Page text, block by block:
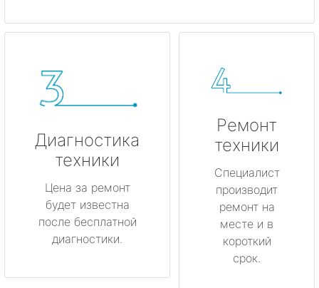
Диагностика
техники
Цена за ремонт
будет известна
после бесплатной
диагностики.
Ремонт
техники
Специалист
производит
ремонт на
месте и в
короткий
срок.